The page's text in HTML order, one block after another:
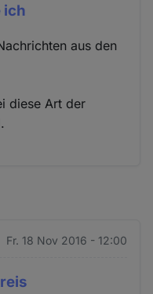
ich
aus den
diese Art der
Fr. 18 Nov 2016 - 12:00